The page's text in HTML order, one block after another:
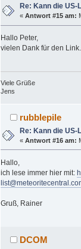
Re: Kann die
«Antwort #15 am:
Hallo Peter,
vielen Dank für den
Viele Grüße
Jens
rubblepile
Re: Kann die
«Antwort #16 am:
Hallo,
ich lese immer hier mit:
Gruß, Rainer
DCOM